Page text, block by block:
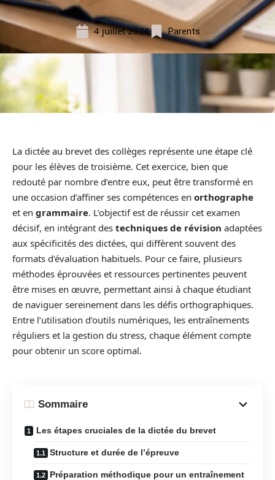
4 juillet 2026 Parents
La dictée au brevet des collèges représente une étape clé
pour les élèves de troisième. Cet exercice, bien que
redouté par nombre d’entre eux, peut être transformé en
une occasion d’affiner ses compétences en orthographe
et en grammaire. L’objectif est de réussir cet examen
décisif, en intégrant des techniques de révision adaptées
aux spécificités des dictées, qui diffèrent souvent des
formats d’évaluation habituels. Pour ce faire, plusieurs
méthodes éprouvées et ressources pertinentes peuvent
être mises en œuvre, permettant ainsi à chaque étudiant
de naviguer sereinement dans les défis orthographiques.
Entre l’utilisation d’outils numériques, les entraînements
réguliers et la gestion du stress, chaque élément compte
pour obtenir un score optimal.
Sommaire
Les étapes cruciales de la dictée du brevet
Structure et durée de l’épreuve
Préparation méthodique pour un entraînement